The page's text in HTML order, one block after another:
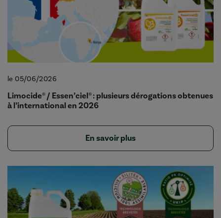
le 05/06/2026
Limocide® / Essen’ciel® : plusieurs dérogations obtenues
à l’international en 2026
En savoir plus